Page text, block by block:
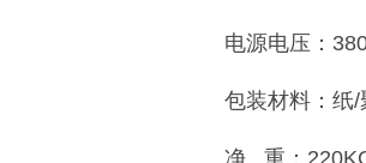
电源电压：
包装材料：纸
净 重：